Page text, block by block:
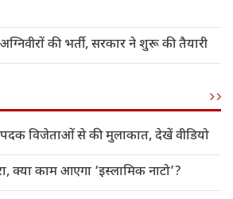
की भर्ती, सरकार ने शुरू की तैयारी
विजेताओं से की मुलाकात, देखें वीडियो
क्या काम आएगा ‘इस्लामिक नाटो’?